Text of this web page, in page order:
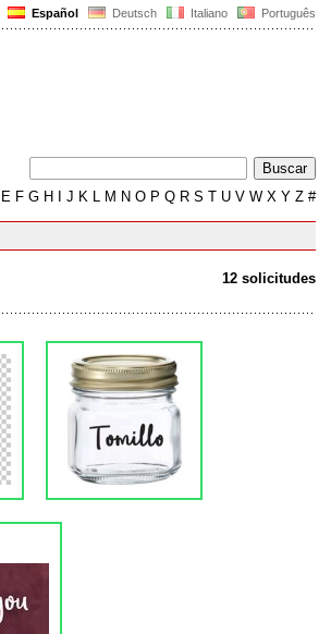
Español Deutsch Italiano Português
E F G H J K L M N O P Q R S T U V W X Y Z #
12 solicitudes